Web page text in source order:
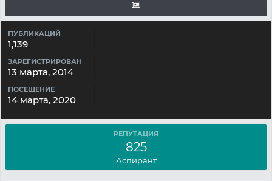
ПУБЛИКАЦИЙ
1,139
ЗАРЕГИСТРИРОВАН
13 марта, 2014
ПОСЕЩЕНИЕ
14 марта, 2020
РЕПУТАЦИЯ
825
Аспирант